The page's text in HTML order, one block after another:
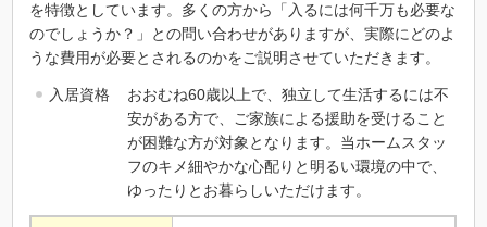
を特徴としています。多くの方から「入るには何千万も必要な
のでしょうか？」との問い合わせがありますが、実際にどのよ
うな費用が必要とされるのかをご説明させていただきます。
入居資格
おおむね60歳以上で、独立して生活するには不
安がある方で、ご家族による援助を受けること
が困難な方が対象となります。当ホームスタッ
フのキメ細やかな心配りと明るい環境の中で、
ゆったりとお暮らしいただけます。